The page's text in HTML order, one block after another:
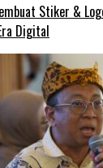
Stiker &
Digital